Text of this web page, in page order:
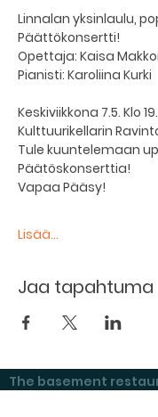
Linnalan yksinlaulu,
Päättökonsertti!
Opettaja: Kaisa
Pianisti: Karoliina Kurki
Keskiviikkona 7.5. Klo
Kulttuurikellarin
Tule kuuntelemaan
Päätöskonserttia!
Vapaa Pääsy!
Lisää...
Jaa tapahtuma
The basement